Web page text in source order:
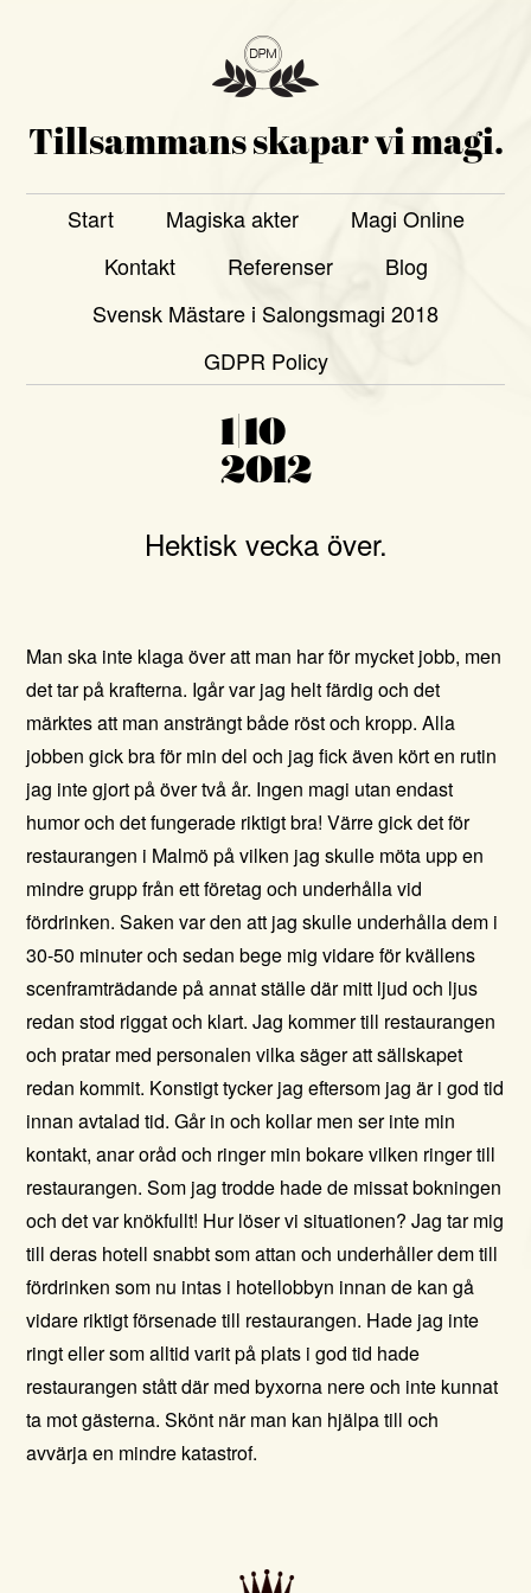
Tillsammans skapar vi magi.
Start Magiska akter
Magi Online
Kontakt
Referenser
Blog
Svensk Mästare i Salongsmagi 2018
GDPR Policy
1|10
2012
Hektisk vecka över.
Man ska inte klaga över att man har för mycket jobb, men
det tar på krafterna. Igår var jag helt färdig och det
märktes att man ansträngt både röst och kropp. Alla
jobben gick bra för min del och jag fick även kört en rutin
jag inte gjort på över två år. Ingen magi utan endast
humor och det fungerade riktigt bra! Värre gick det för
restaurangen i Malmö på vilken jag skulle möta upp en
mindre grupp från ett företag och underhålla vid
fördrinken. Saken var den att jag skulle underhålla dem i
30-50 minuter och sedan bege mig vidare för kvällens
scenframträdande på annat ställe där mitt ljud och ljus
redan stod riggat och klart. Jag kommer till restaurangen
och pratar med personalen vilka säger att sällskapet
redan kommit. Konstigt tycker jag eftersom jag är i god tid
innan avtalad tid. Går in och kollar men ser inte min
kontakt, anar oråd och ringer min bokare vilken ringer till
restaurangen. Som jag trodde hade de missat bokningen
och det var knökfullt! Hur löser vi situationen? Jag tar mig
till deras hotell snabbt som attan och underhåller dem till
fördrinken som nu intas i hotellobbyn innan de kan gå
vidare riktigt försenade till restaurangen. Hade jag inte
ringt eller som alltid varit på plats i god tid hade
restaurangen stått där med byxorna nere och inte kunnat
ta mot gästerna. Skönt när man kan hjälpa till och
avvärja en mindre katastrof.